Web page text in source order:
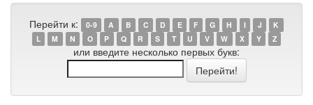
Перейти к: 0-9 A B C D E F G H I J
K
L
M N O P Q R S T U V W X Y Z
или введите несколько первых букв: